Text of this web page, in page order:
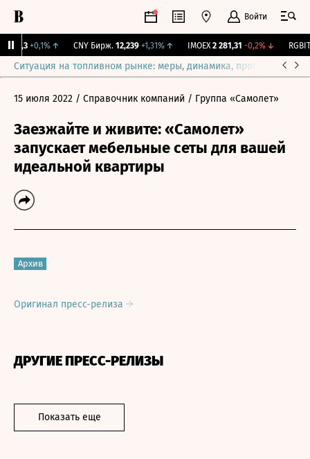
Войти
+0,1% ↑ CNY Бирж. 12,239 +1,31% ↑ IMOEX 2 281,31 -0,2%↓ RGBITR
Ситуация на топливном рынке: меры, динамика, прогнозы
15 июля 2022 / Справочник компаний / Группа «Самолет»
Заезжайте и живите: «Самолет»
запускает мебельные сеты для вашей
идеальной квартиры
Архив
Оригинал пресс-релиза
ДРУГИЕ ПРЕСС-РЕЛИЗЫ
Показать еще